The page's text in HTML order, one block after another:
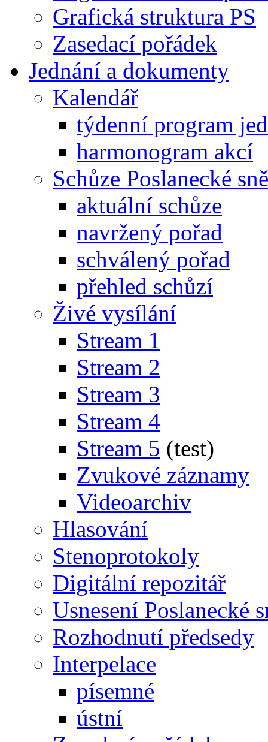
Grafická struktura PS
Zasedací pořádek
Jednání a dokumenty
Kalendář
týdenní program
harmonogram akcí
Schůze Poslanecké
aktuální schůze
navržený pořad
schválený pořad
přehled schůzí
Živé vysílání
Stream 1
Stream 2
Stream 3
Stream 4
Stream 5 (test)
Zvukové záznamy
Videoarchiv
Hlasování
Stenoprotokoly
Digitální repozitář
Usnesení Poslanecké
Rozhodnutí předsedy
Interpelace
písemné
ústní